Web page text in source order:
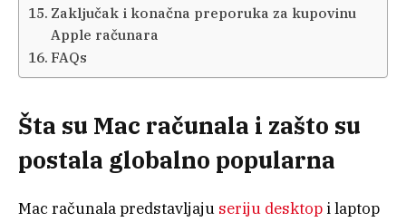
Zaključak i konačna preporuka za kupovinu
Apple računara
FAQs
Šta su Mac računala i zašto su
postala globalno popularna
Mac računala predstavljaju seriju desktop i laptop